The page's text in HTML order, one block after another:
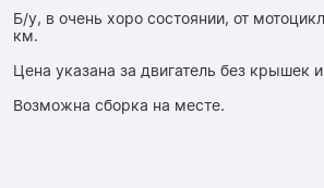
Б/у, в очень хоро состоянии, от
км.
Цена указана за двигатель без крышек и
Возможна сборка на месте.